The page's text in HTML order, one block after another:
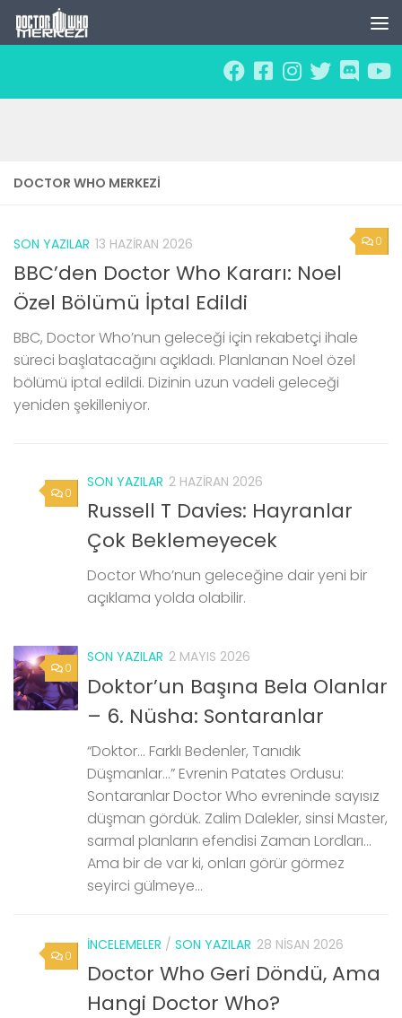
Skip to content
DOCTOR WHO MERKEZI
0
SON YAZILAR 13 HAZIRAN 2026
BBC’den Doctor Who Kararı: Noel
Özel Bölümü İptal Edildi
BBC, Doctor Who’nun geleceği için rekabetçi ihale
süreci başlatacağını açıkladı. Planlanan Noel özel
bölümü iptal edildi. Dizinin uzun vadeli geleceği
yeniden şekilleniyor.
0
SON YAZILAR 2 HAZIRAN 2026
Russell T Davies: Hayranlar
Çok Beklemeyecek
Doctor Who’nun geleceğine dair yeni bir
açıklama yolda olabilir.
0
SON YAZILAR 2 MAYIS 2026
Doktor’un Başına Bela Olanlar
– 6. Nüsha: Sontaranlar
“Doktor… Farklı Bedenler, Tanıdık
Düşmanlar…” Evrenin Patates Ordusu:
Sontaranlar Doctor Who evreninde sayısız
düşman gördük. Zalim Dalekler, sinsi Master,
sarmal planların efendisi Zaman Lordları…
Ama bir de var ki, onları görür görmez
seyirci gülmeye...
0
İNCELEMELER / SON YAZILAR 28 NISAN 2026
Doctor Who Geri Döndü, Ama
Hangi Doctor Who?